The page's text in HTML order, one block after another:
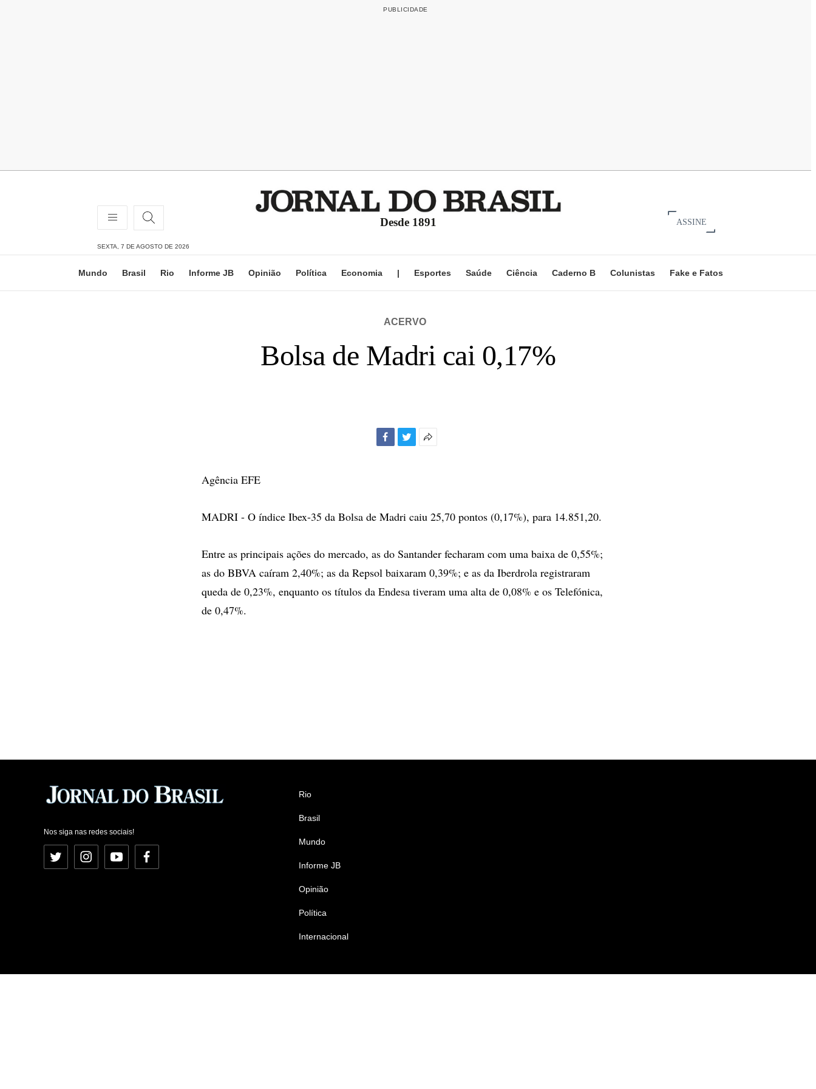
Desde 1891 ASSINE
SEXTA, 7 DE AGOSTO DE 2026
Mundo Brasil Rio Informe JB Opinião Política Economia | Esportes Saúde Ciência Caderno B Colunistas Fake e Fatos
ACERVO
Bolsa de Madri cai 0,17%
Agência EFE
MADRI - O índice Ibex-35 da Bolsa de Madri caiu 25,70 pontos (0,17%), para 14.851,20.
Entre as principais ações do mercado, as do Santander fecharam com uma baixa de 0,55%;
as do BBVA caíram 2,40%; as da Repsol baixaram 0,39%; e as da Iberdrola registraram
queda de 0,23%, enquanto os títulos da Endesa tiveram uma alta de 0,08% e os Telefónica,
de 0,47%.
Nos siga nas redes sociais!
Twitter InstagramYouTubeFacebook
Rio
Brasil
Mundo
Informe JB
Opinião
Política
Internacional